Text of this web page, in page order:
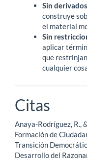
Sin derivados
construye
el material
Sin
aplicar
que
cualquier
Citas
Anaya-Rodríguez, R.,
Formación de
Transición
Desarrollo del